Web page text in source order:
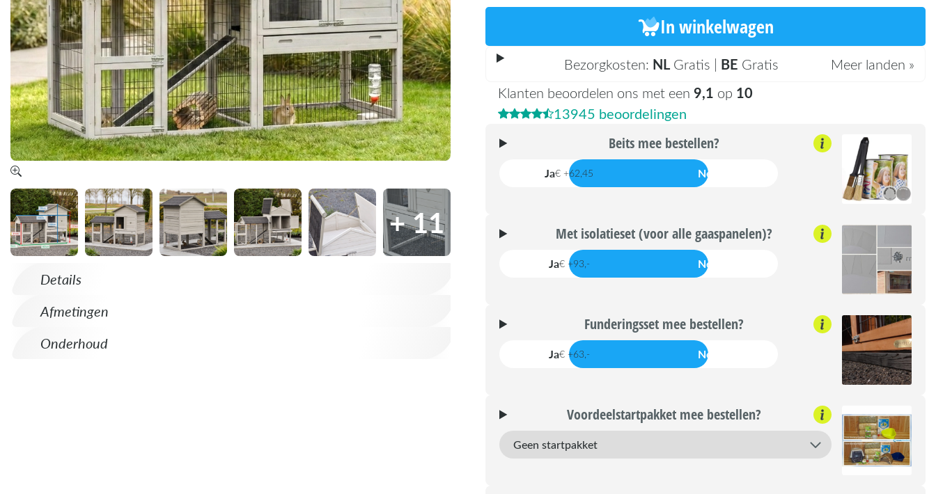
+ 11
Details
Afmetingen
Onderhoud
In winkelwagen
Bezorgkosten: NLGratis | BE Gratis
Meer landen »
Klanten beoordelen ons met een 9,1 op 10
13945 beoordelingen
Beits mee bestellen?
Ja€ +62,45 Nee
Met isolatieset (voor alle gaaspanelen)?
Ja€ +93,- Nee
Funderingsset mee bestellen?
Ja€ +63,- Nee
Voordeelstartpakket mee bestellen?